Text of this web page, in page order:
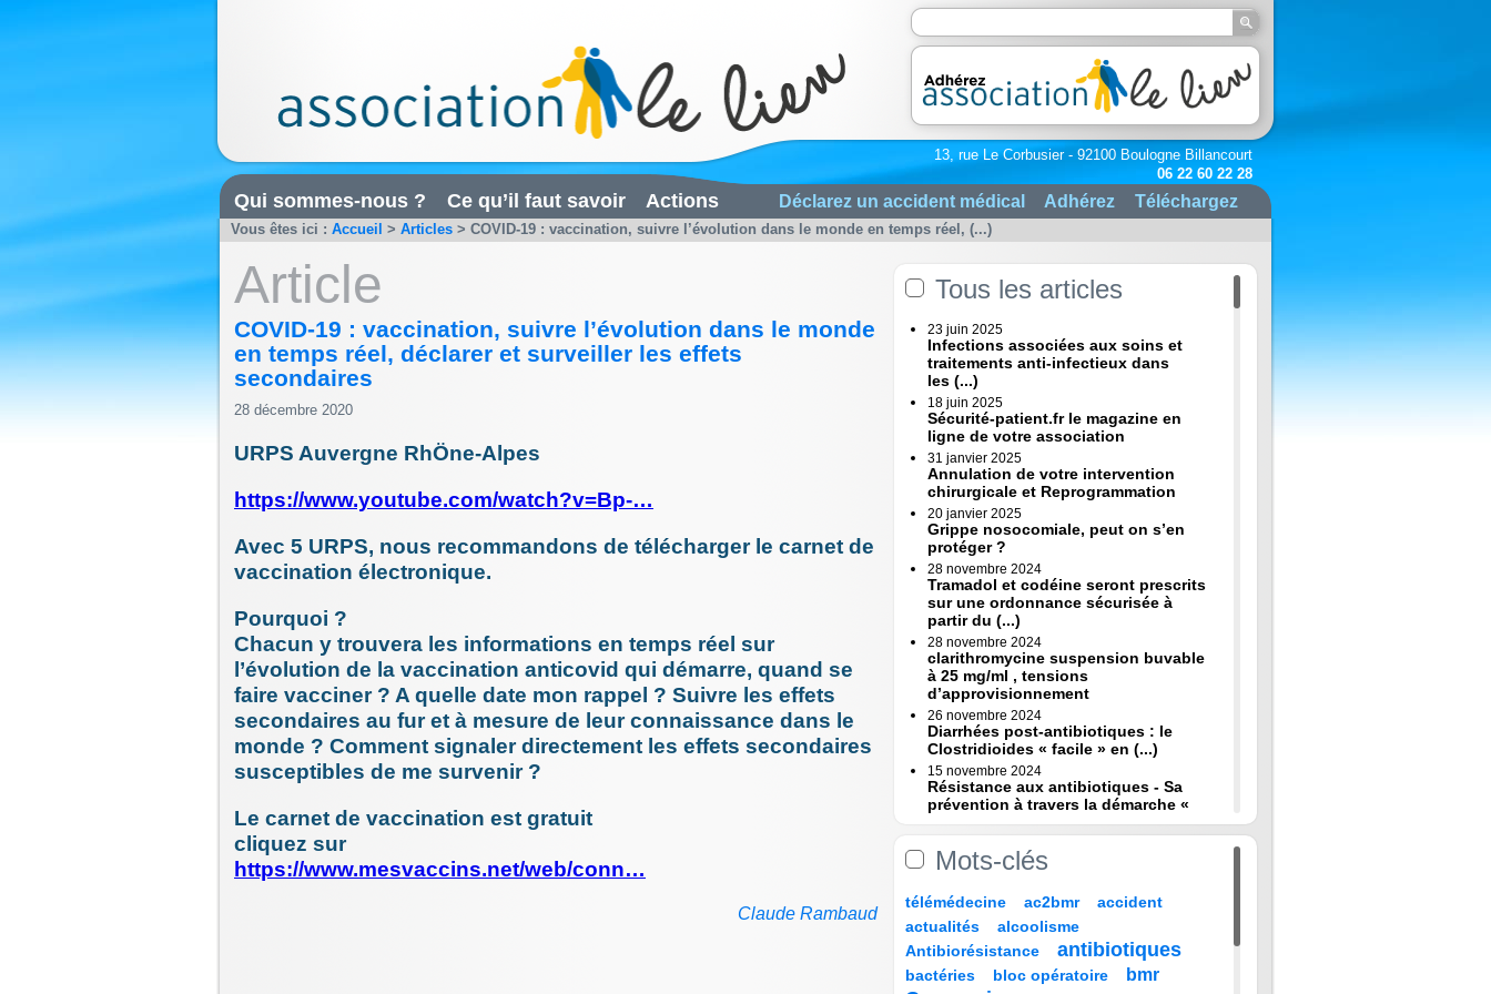
13, rue Le Corbusier - 92100 Boulogne Billancourt
06 22 60 22 28
Qui sommes-nous ? Ce qu’il faut savoir Actions Déclarez un accident médical Adhérez Téléchargez
Vous êtes ici : Accueil > Articles > COVID-19 : vaccination, suivre l’évolution dans le monde en temps réel, (...)
Article
COVID-19 : vaccination, suivre l’évolution dans le monde
en temps réel, déclarer et surveiller les effets
secondaires
28 décembre 2020
URPS Auvergne RhÖne-Alpes
https://www.youtube.com/watch?v=Bp-…
Avec 5 URPS, nous recommandons de télécharger le carnet de
vaccination électronique.
Pourquoi ?
Chacun y trouvera les informations en temps réel sur
l’évolution de la vaccination anticovid qui démarre, quand se
faire vacciner ? A quelle date mon rappel ? Suivre les effets
secondaires au fur et à mesure de leur connaissance dans le
monde ? Comment signaler directement les effets secondaires
susceptibles de me survenir ?
Le carnet de vaccination est gratuit
cliquez sur
https://www.mesvaccins.net/web/conn…
Claude Rambaud
Tous les articles
23 juin 2025
Infections associées aux soins et
traitements anti-infectieux dans
les (...)
18 juin 2025
Sécurité-patient.fr le magazine en
ligne de votre association
31 janvier 2025
Annulation de votre intervention
chirurgicale et Reprogrammation
20 janvier 2025
Grippe nosocomiale, peut on s’en
protéger ?
28 novembre 2024
Tramadol et codéine seront prescrits
sur une ordonnance sécurisée à
partir du (...)
28 novembre 2024
clarithromycine suspension buvable
à 25 mg/ml , tensions
d’approvisionnement
26 novembre 2024
Diarrhées post-antibiotiques : le
Clostridioides « facile » en (...)
15 novembre 2024
Résistance aux antibiotiques - Sa
prévention à travers la démarche «
Une (...)
Erreurs de diagnostic en médecine
23 octobre 2024
Erreurs médicales : « quand leur vie
bascule » sur TF1 mardi 22 (...)
17 octobre 2024
Tramadol, codeine : de nouvelles
mesures pour prévenir la
Mots-clés
12/182
télémédecine
18/182 ac2bmr
25/182 accident
21/182
actualités
27/182 alcoolisme
8/182
Antibiorésistance
76/182 antibiotiques
8/182
bactéries
8/182 bloc opératoire
47/182 bmr
73/182